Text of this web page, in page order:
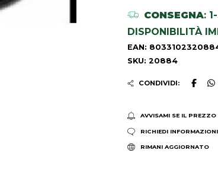
CONSEGNA:
DISPONIBILITÀ
EAN:
SKU: 20884
CONDIVIDI:
AVVISAMI SE IL PREZZO
RICHIEDI INFORMAZIONI
RIMANI AGGIORNATO